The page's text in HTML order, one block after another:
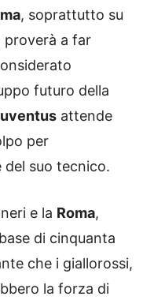
, soprattutto su
proverà a far
futuro della
attende
per
suo tecnico.
e la Roma,
di cinquanta
che i giallorossi,
la forza di